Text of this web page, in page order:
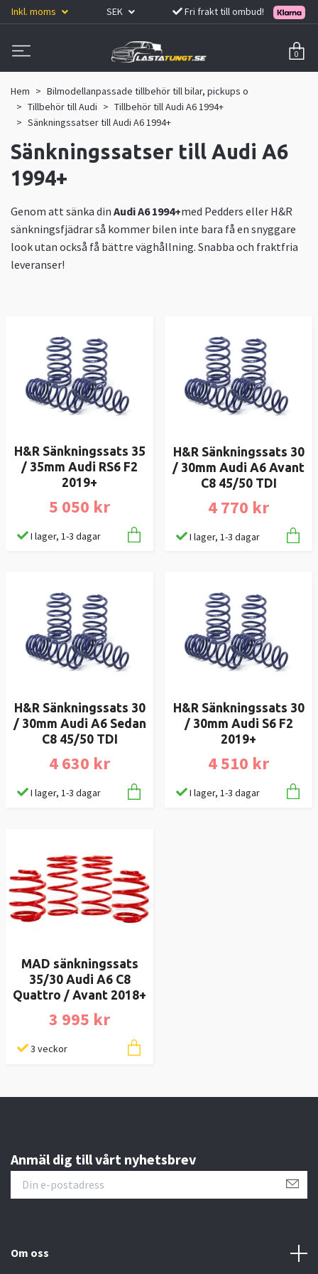
Inkl. moms SEK Fri frakt till ombud!
0
Hem
Bilmodellanpassade tillbehör till bilar, pickups o
Tillbehör till Audi
Tillbehör till Audi A6 1994+
Sänkningssatser till Audi A6 1994+
Sänkningssatser till Audi A6
1994+
Genom att sänka din Audi A6 1994+med Pedders eller H&R
sänkningsfjädrar så kommer bilen inte bara få en snyggare
look utan också få bättre väghållning. Snabba och fraktfria
leveranser!
H&R Sänkningssats 35
/ 35mm Audi RS6 F2
2019+
5 050 kr
I lager, 1-3 dagar
H&R Sänkningssats 30
/ 30mm Audi A6 Avant
C8 45/50 TDI
4 770 kr
I lager, 1-3 dagar
H&R Sänkningssats 30
/ 30mm Audi A6 Sedan
C8 45/50 TDI
4 630 kr
I lager, 1-3 dagar
H&R Sänkningssats 30
/ 30mm Audi S6 F2
2019+
4 510 kr
I lager, 1-3 dagar
MAD sänkningssats
35/30 Audi A6 C8
Quattro / Avant 2018+
3 995 kr
3 veckor
Anmäl dig till vårt nyhetsbrev
Om oss